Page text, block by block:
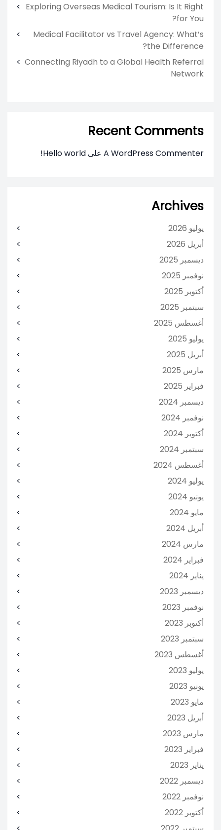
Exploring Overseas Medical Tourism: Is It Right
for You?
Medical Facilitator vs Travel Agency: What’s
the Difference?
Connecting Riyadh to a Global Health Referral
Network
Recent Comments
A WordPress Commenter على Hello world!
Archives
يوليو 2026
أبريل 2026
ديسمبر 2025
نوفمبر 2025
أكتوبر 2025
سبتمبر 2025
أغسطس 2025
يوليو 2025
أبريل 2025
مارس 2025
فبراير 2025
ديسمبر 2024
نوفمبر 2024
أكتوبر 2024
سبتمبر 2024
أغسطس 2024
يوليو 2024
يونيو 2024
مايو 2024
أبريل 2024
مارس 2024
فبراير 2024
يناير 2024
ديسمبر 2023
نوفمبر 2023
أكتوبر 2023
سبتمبر 2023
أغسطس 2023
يوليو 2023
يونيو 2023
مايو 2023
أبريل 2023
مارس 2023
فبراير 2023
يناير 2023
ديسمبر 2022
نوفمبر 2022
أكتوبر 2022